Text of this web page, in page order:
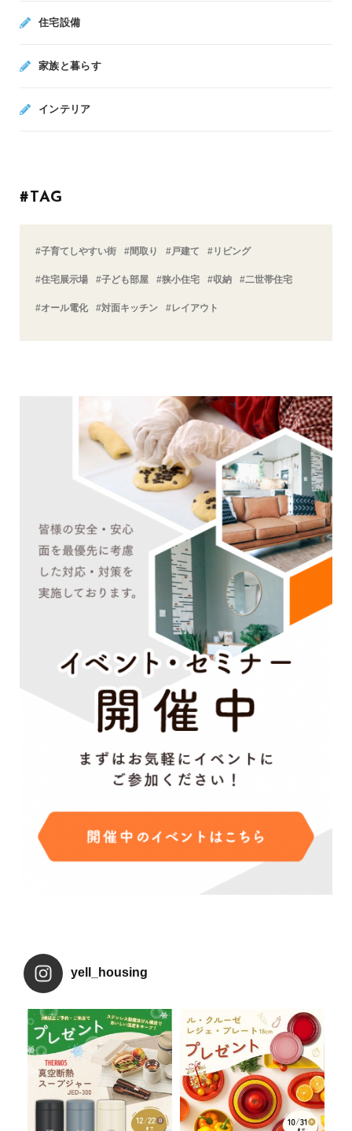
住宅設備
家族と暮らす
インテリア
#TAG
#子育てしやすい街 #間取り #戸建て #リビング
#住宅展示場 #子ども部屋 #狭小住宅 #収納 #二世帯住宅
#オール電化 #対面キッチン #レイアウト
yell_housing